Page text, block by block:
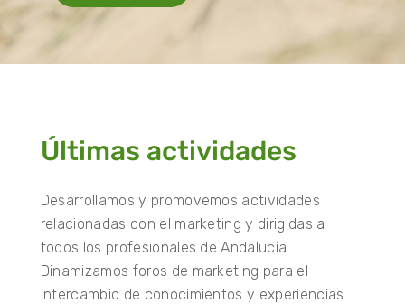
Últimas actividades
Desarrollamos y promovemos actividades
relacionadas con el marketing y dirigidas a
todos los profesionales de Andalucía.
Dinamizamos foros de marketing para el
intercambio de conocimientos y experiencias